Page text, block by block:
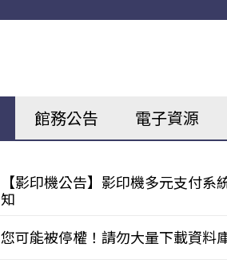
館務公告 電子資源
【影印機公告】影印機多元支付系
知
您可能被停權！請勿大量下載資料